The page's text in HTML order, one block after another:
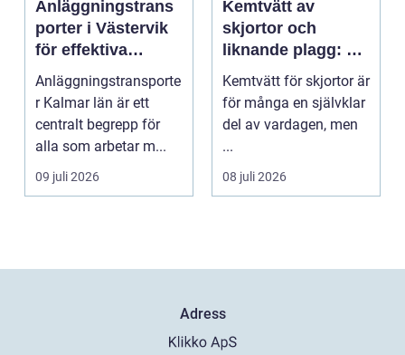
Anläggningstrans
porter i Västervik
för effektiva
byggprojekt
Anläggningstransporte
r Kalmar län är ett
centralt begrepp för
alla som arbetar m...
09 juli 2026
Kemtvätt av
skjortor och
liknande plagg: Så
fungerar
professionell
klädvård i
Kemtvätt för skjortor är
för många en självklar
del av vardagen, men
...
08 juli 2026
Adress